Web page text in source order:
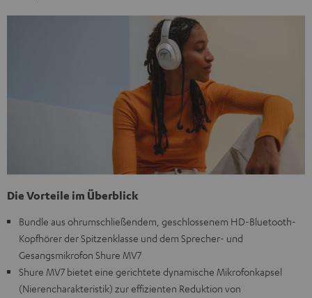
Die Vorteile im Überblick
Bundle aus ohrumschließendem, geschlossenem HD-Bluetooth-
Kopfhörer der Spitzenklasse und dem Sprecher- und
Gesangsmikrofon Shure MV7
Shure MV7 bietet eine gerichtete dynamische Mikrofonkapsel
(Nierencharakteristik) zur effizienten Reduktion von